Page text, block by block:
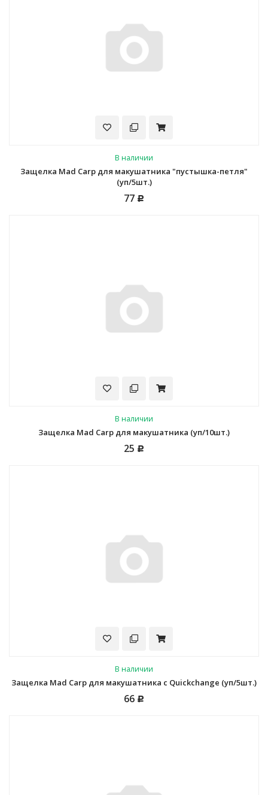
В наличии
Защелка Mad Carp для макушатника "пустышка-петля"
(уп/5шт.)
77 Р
В наличии
Защелка Mad Carp для макушатника (уп/10шт.)
25 Р
В наличии
Защелка Mad Carp для макушатника с Quickchange (уп/5шт.)
66 Р